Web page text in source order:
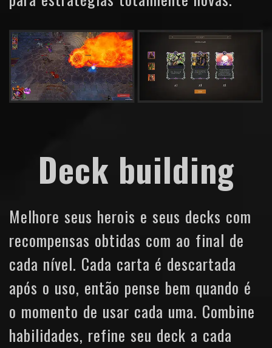
Deck building
Melhore seus herois e seus decks com
recompensas obtidas com ao final de
cada nível. Cada carta é descartada
após o uso, então pense bem quando é
o momento de usar cada uma. Combine
habilidades, refine seu deck a cada